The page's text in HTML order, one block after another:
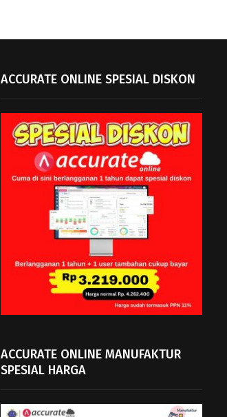
ACCURATE ONLINE SPESIAL DISKON
ACCURATE ONLINE MANUFAKTUR
SPESIAL HARGA